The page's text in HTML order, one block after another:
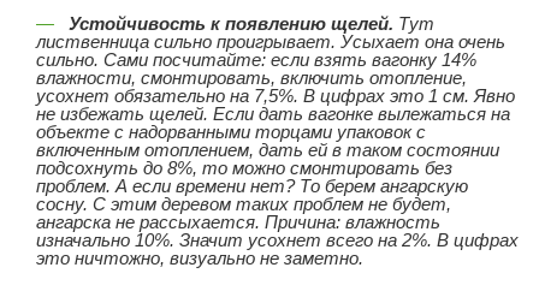
Устойчивость к появлению щелей. Тут
лиственница сильно проигрывает. Усыхает она очень
сильно. Сами посчитайте: если взять вагонку 14%
влажности, смонтировать, включить отопление,
усохнет обязательно на 7,5%. В цифрах это 1 см. Явно
не избежать щелей. Если дать вагонке вылежаться на
объекте с надорванными торцами упаковок с
включенным отоплением, дать ей в таком состоянии
подсохнуть до 8%, то можно смонтировать без
проблем. А если времени нет? То берем ангарскую
сосну. С этим деревом таких проблем не будет,
ангарска не рассыхается. Причина: влажность
изначально 10%. Значит усохнет всего на 2%. В цифрах
это ничтожно, визуально не заметно.